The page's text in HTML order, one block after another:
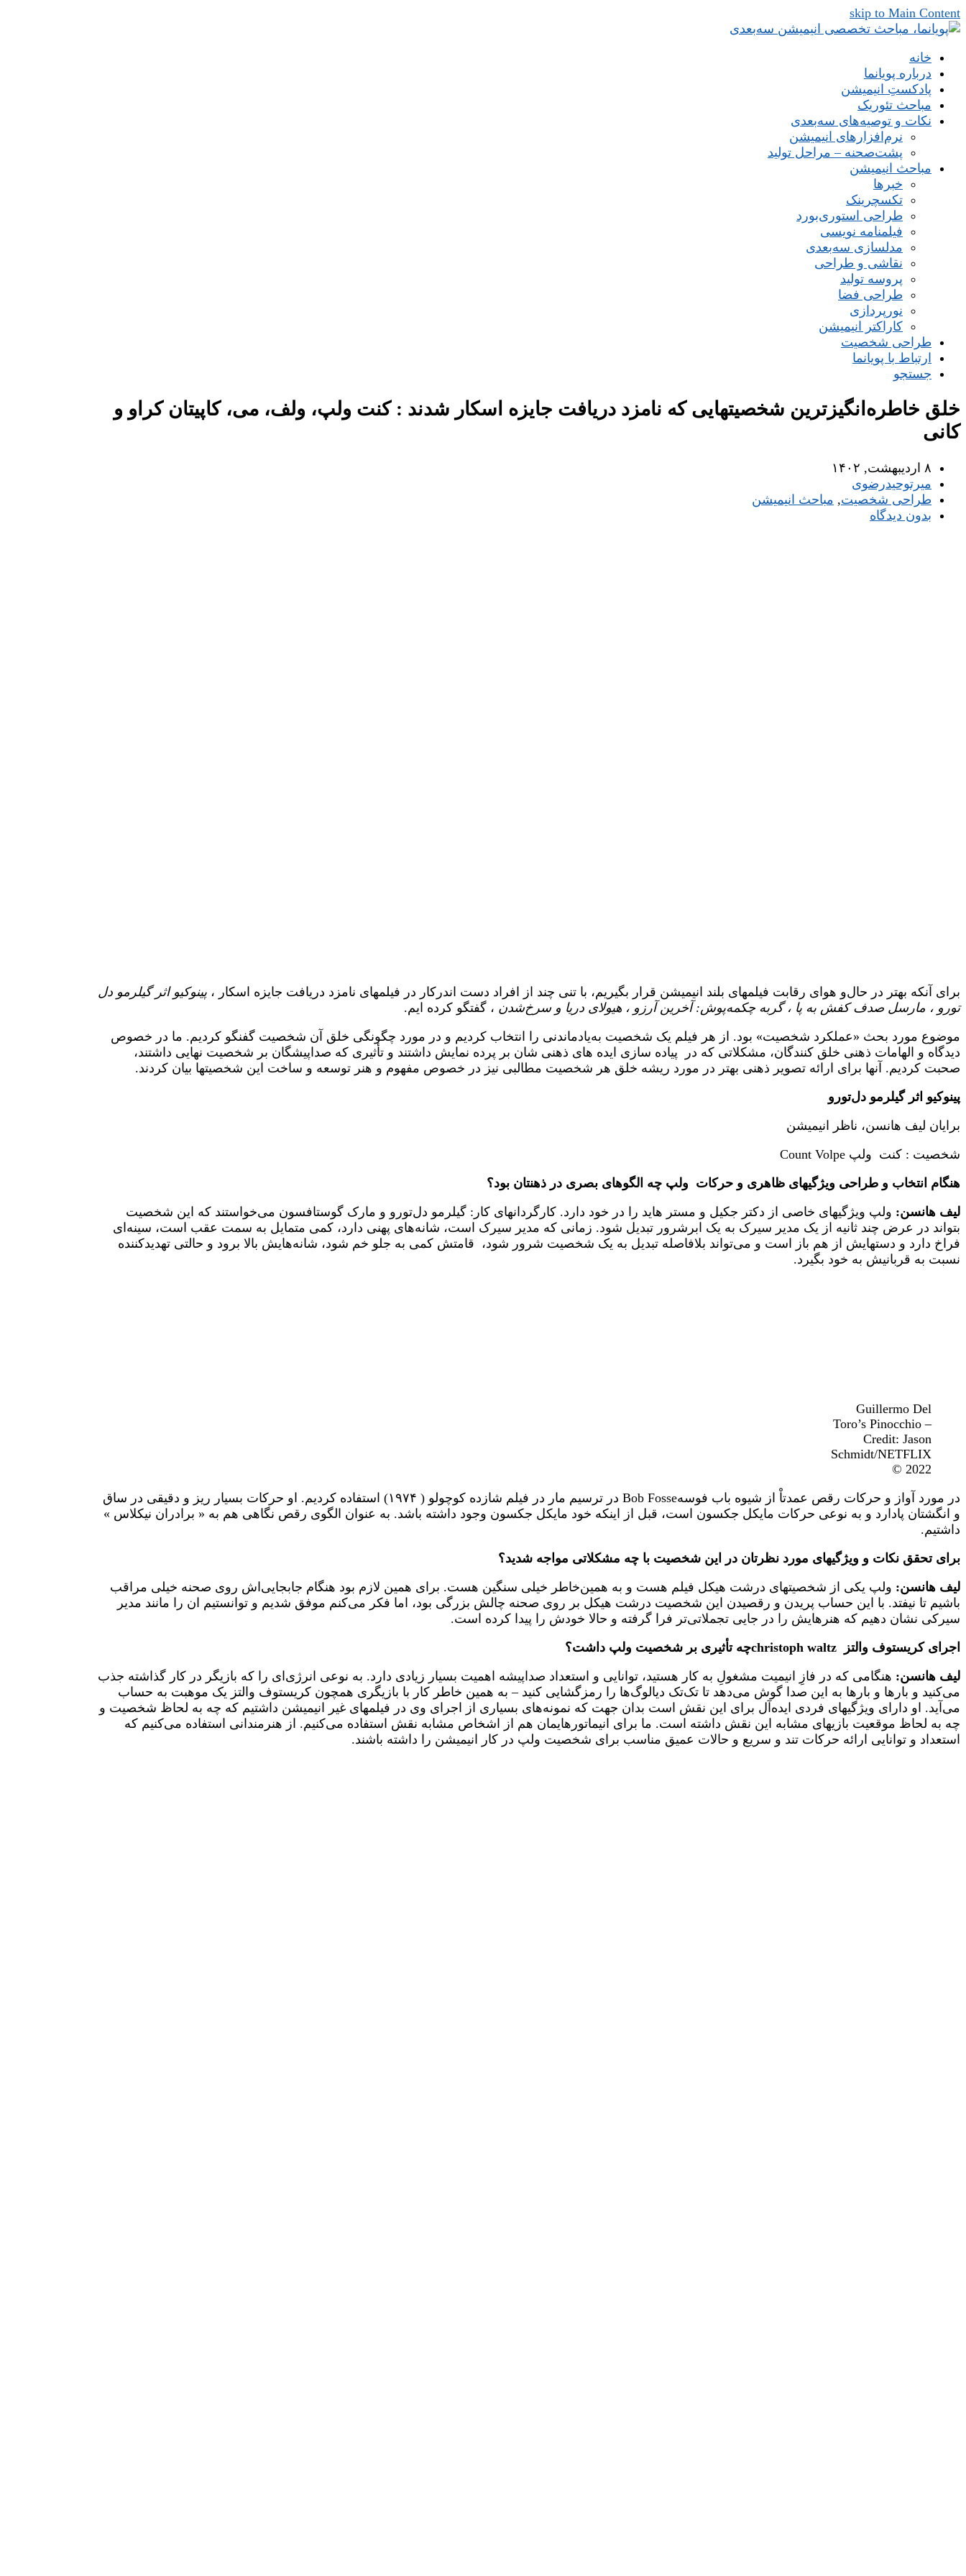
skip to Main Content
خانه
درباره پویانما
پادکستِ انیمیشن
مباحث تئوریک
نکات و توصیه‌های‌ سه‌بعدی
نرم‌افزارهای انیمیشن
پشت‌صحنه – مراحل تولید
مباحث انیمیشن
خبرها
تکسچرینک
طراحی استوری‌بورد
فیلمنامه نویسی
مدلسازی سه‌بعدی
نقاشی و طراحی
پروسه تولید
طراحی فضا
نورپردازی
کاراکتر انیمیشن
طراحی شخصیت
ارتباط با پویانما
جستجو
خلق خاطره‌انگیزترین شخصیتهایی که نامزد دریافت جایزه اسکار شدند : کنت ولپ، ولف، می، کاپیتان کراو و
کانی
۸ اردیبهشت, ۱۴۰۲
میر‌توحیدرضوی
طراحی شخصیت, مباحث انیمیشن
بدون دیدگاه
برای آنکه بهتر در حال‌و هوای رقابت فیلمهای بلند انیمیشن قرار بگیریم، با تنی چند از افراد دست اندرکار در فیلمهای نامزد دریافت جایزه اسکار ، پینوکیو اثر گیلرمو دل
تورو ، مارسل صدف کفش به پا ، گربه چکمه‌پوش: آخرین آرزو ، هیولای دریا و سرخ‌شدن ، گفتگو کرده ایم.
موضوع مورد بحث «عملکرد شخصیت» بود. از هر فیلم یک شخصیت به‌یادماندنی را انتخاب کردیم و در مورد چگونگی خلق آن شخصیت گفنگو کردیم. ما در خصوص
دیدگاه و الهامات ذهنی خلق کنندگان، مشکلاتی که در پیاده سازی ایده های ذهنی شان بر پرده نمایش داشتند و تأثیری که صداپیشگان بر شخصیت نهایی داشتند،
صحبت کردیم. آنها برای ارائه تصویر ذهنی بهتر در مورد ریشه خلق هر شخصیت مطالبی نیز در خصوص مفهوم و هنر توسعه و ساخت این شخصیتها بیان کردند.
پینوکیو اثر گیلرمو دل‌تورو
برایان لیف هانسن، ناظر انیمیشن
شخصیت : کنت ولپ Count Volpe
هنگام انتخاب و طراحی ویژگیهای ظاهری و حرکات ولپ چه الگوهای بصری در ذهنتان بود؟
لیف هانسن: ولپ ویژگیهای خاصی از دکتر جکیل و مستر هاید را در خود دارد. کارگردانهای کار: گیلرمو دل‌تورو و مارک گوستافسون می‌خواستند که این شخصیت
بتواند در عرض چند ثانیه از یک مدیر سیرک به یک ابرشرور تبدیل شود. زمانی که مدیر سیرک است، شانه‌‌های پهنی دارد، کمی متمایل به سمت عقب است، سینه‌ای
فراخ دارد و دستهایش از هم باز است و می‌تواند بلافاصله تبدیل به یک شخصیت شرور شود، قامتش کمی به جلو خم شود، شانه‌هایش بالا برود و حالتی تهدیدکننده
نسبت به قربانیش به خود بگیرد.
Guillermo Del
Toro’s Pinocchio –
Credit: Jason
Schmidt/NETFLIX
© 2022
در مورد آواز و حرکات رقص عمدتاْ از شیوه باب فوسهBob Fosse در ترسیم مار در فیلم شازده کوچولو ( ۱۹۷۴) استفاده کردیم. او حرکات بسیار ریز و دقیقی در ساق
و انگشتان پادارد و به نوعی حرکات مایکل جکسون است، قبل از اینکه خود مایکل جکسون وجود داشته باشد. به عنوان الگوی رقص نگاهی هم به « برادران نیکلاس »
داشتیم.
برای تحقق نکات و ویژگیهای مورد نظرتان در این شخصیت با چه مشکلاتی مواجه شدید؟
لیف هانسن: ولپ یکی از شخصیتهای درشت‌ هیکل فیلم هست و به همین‌خاطر خیلی سنگین هست. برای همین لازم بود هنگام جابجایی‌اش روی صحنه خیلی مراقب
باشیم تا نیفتد. با این حساب پریدن و رقصیدن این شخصیت درشت هیکل بر روی صحنه چالش بزرگی بود، اما فکر می‌کنم موفق شدیم و توانستیم ان را مانند مدیر
سیرکی نشان دهیم که هنرهایش را در جایی تجملاتی‌تر فرا گرفته و حالا خودش را پیدا کرده است.
اجرای کریستوف والتز
christoph waltzچه تأثیری بر شخصیت ولپ داشت؟
لیف هانسن: هنگامی که در فازِ انیمیت مشغولِ به کار هستید، توانایی و استعداد صداپیشه اهمیت بسیار زیادی دارد. به نوعی انرژی‌ای را که بازیگر در کار گذاشته جذب
می‌کنید و بارها و بارها به این صدا گوش می‌دهد تا تک‌تک دیالوگ‌ها را رمزگشایی کنید – به همین خاطر کار با بازیگری همچون کریستوف والتز یک موهبت به حساب
می‌آید. او دارای ویژگیهای فردی ایده‌آل برای این نقش است بدان جهت که نمونه‌های بسیاری از اجرای وی در فیلمهای غیر انیمیشن داشتیم که چه به لحاظ شخصیت و
چه به لحاظ موقعیت بازیهای مشابه این نقش داشته است. ما برای انیماتورهایمان هم از اشخاص مشابه نقش استفاده می‌کنیم. از هنرمندانی استفاده می‌کنیم که
استعداد و توانایی ارائه حرکات تند و سریع و حالات عمیق مناسب برای شخصیت ولپ در کار انیمیشن را داشته باشند.